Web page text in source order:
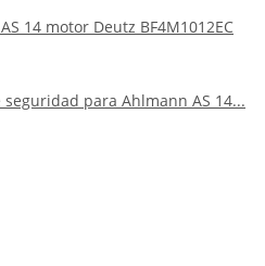
14 motor Deutz BF4M1012EC